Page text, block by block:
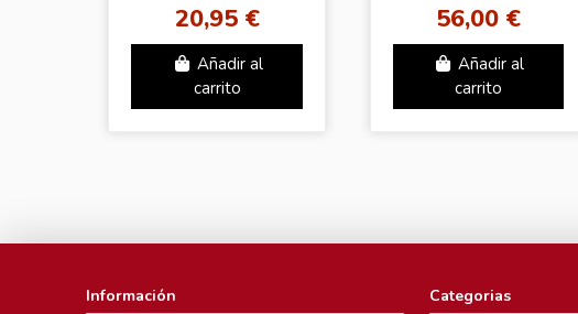
20,95 €
Añadir al
carrito
56,00 €
Añadir al
carrito
Información Categorias